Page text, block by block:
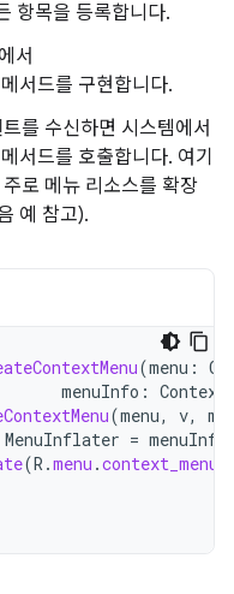
항목을 등록합니다.
에서
메서드를 구현합니다.
를 수신하면 시스템에서
메서드를 호출합니다. 여기
로 메뉴 리소스를 확장
예 참고).
(menu :
menuInfo :
(menu, v,
MenuInflater =
(R .menu .context_menu